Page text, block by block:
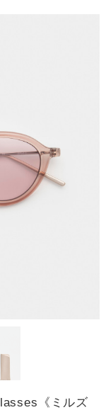
《ミルズ